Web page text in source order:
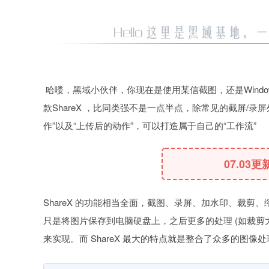
哈喽，黑域小伙伴，你现在是使用某信截图，还是
款ShareX ，比同类强不是一点半点，除常见的截屏/录
作”以及“上传后的动作”，可以打造属于自己的“工作流”
07.03更
ShareX 的功能相当全面，截图、录屏、加水印、裁剪
只是将图片保存到电脑硬盘上，之后更多的处理 (如裁
来实现。而 ShareX 最大的特点就是整合了众多的图像